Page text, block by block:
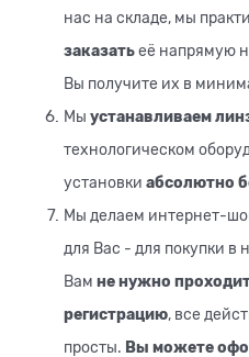
нас на складе, мы
заказатьеё напрямую
Вы получите их в
Мы устанавливаем
технологическом
установки абсолютно
Мы делаем интернет-
для Вас - для покупки
Вам не нужно
регистрацию, все
просты. Вы можете